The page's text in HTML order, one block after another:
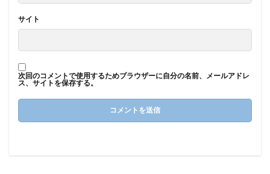
サイト
次回のコメントで使用するためブラウザーに自分の名前、メールアドレ
ス、サイトを保存する。